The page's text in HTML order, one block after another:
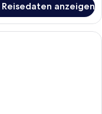
anzeigen
mit zwei Betten,